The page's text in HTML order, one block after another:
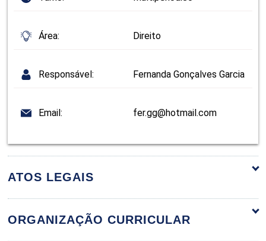
Área: Direito
Responsável: Fernanda Gonçalves Garcia
Email: fer.gg@hotmail.com
ATOS LEGAIS
ORGANIZAÇÃO CURRICULAR